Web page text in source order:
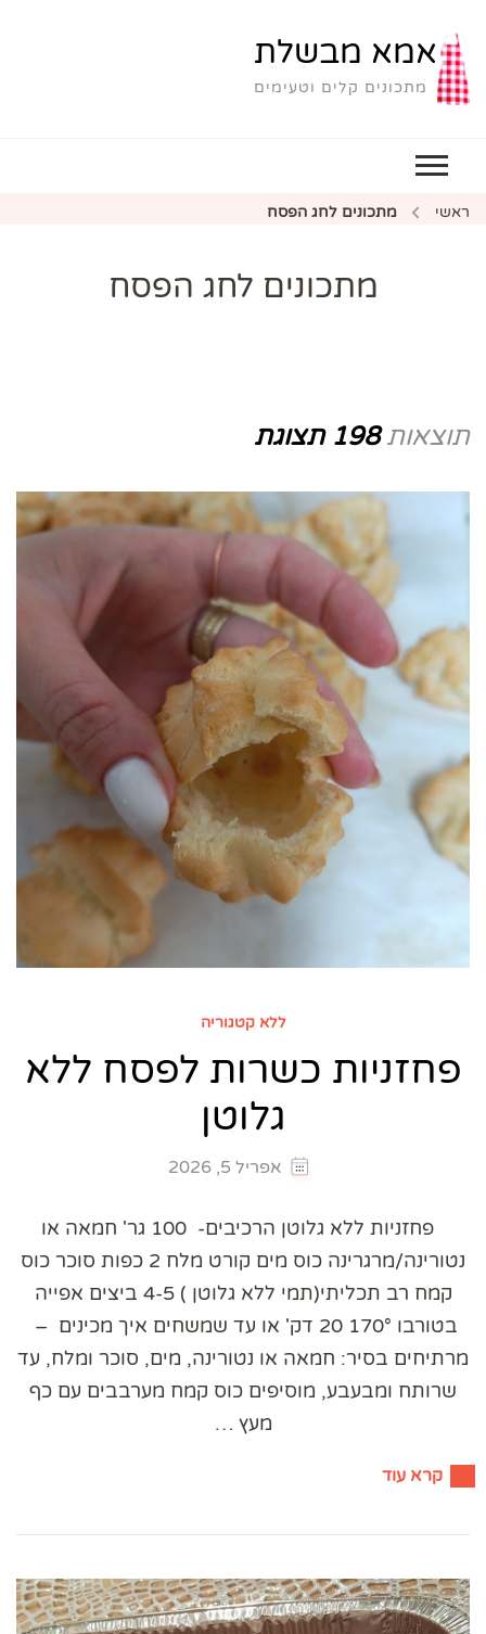
אמא מבשלת
מתכונים קלים וטעימים
ראשי מתכונים לחג הפסח
מתכונים לחג הפסח
תוצאות198 תצוגת
ללא קטגוריה
פחזניות כשרות לפסח ללא
גלוטן
אפריל 5, 2026
פחזניות ללא גלוטן הרכיבים- 100 גר' חמאה או
נטורינה/מרגרינה כוס מים קורט מלח 2 כפות סוכר כוס
קמח רב תכליתי(תמי ללא גלוטן ) 4-5 ביצים אפייה
בטורבו 170° 20 דק' או עד שמשחים איך מכינים –
מרתיחים בסיר: חמאה או נטורינה, מים, סוכר ומלח, עד
שרותח ומבעבע, מוסיפים כוס קמח מערבבים עם כף
מעץ …
קרא עוד